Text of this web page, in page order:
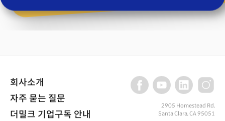
회사소개
자주 묻는 질문
더밀크 기업구독 안내
2905 Homestead Rd,
Santa Clara, CA 95051